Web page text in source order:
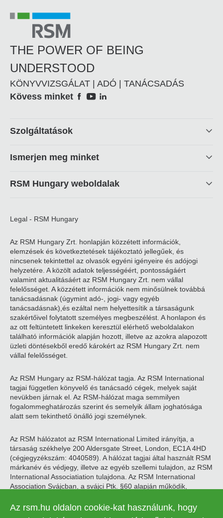
THE POWER OF BEING
UNDERSTOOD
KÖNYVVIZSGÁLAT | ADÓ | TANÁCSADÁS
Social
Kövess minket
Footer
Szolgáltatások
Ismerjen meg minket
RSM Hungary weboldalak
Legal - RSM Hungary
Az RSM Hungary Zrt. honlapján közzétett információk,
elemzések és következtetések tájékoztató jellegűek, és
nincsenek tekintettel az olvasók egyéni igényeire és adójogi
helyzetére. A közölt adatok teljességéért, pontosságáért
valamint aktualitásáért az RSM Hungary Zrt. nem vállal
felelősséget. A közzétett információk nem minősülnek továbbá
tanácsadásnak (úgymint adó-, jogi- vagy egyéb
tanácsadásnak),és ezáltal nem helyettesítik a társaságunk
szakértőivel folytatott személyes megbeszélést. A honlapon és
az ott feltüntetett linkeken keresztül elérhető weboldalakon
található információk alapján hozott, illetve az azokra alapozott
üzleti döntésekből eredő károkért az RSM Hungary Zrt. nem
vállal felelősséget.
Az RSM Hungary az RSM-hálózat tagja. Az RSM International
tagjai független könyvelő és tanácsadó cégek, melyek saját
nevükben járnak el. Az RSM-hálózat maga semmilyen
fogalommeghatározás szerint és semelyik állam joghatósága
alatt sem tekinthető önálló jogi személynek.
Az RSM hálózatot az RSM International Limited irányítja, a
társaság székhelye 200 Aldersgate Street, London, EC1A 4HD
(cégjegyzékszám: 4040589). A hálózat tagjai által használt RSM
márkanév és védjegy, illetve az egyéb szellemi tulajdon, az RSM
International Associatiation tulajdona. Az RSM International
Association Svájcban, a svájci Ptk. §60 alapján működik,
Az rsm.hu oldalon cookie-kat használunk, hogy